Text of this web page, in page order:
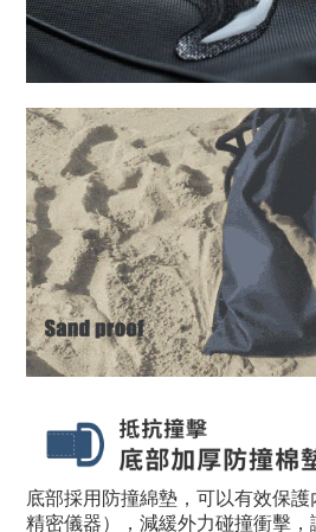
底部採用防撞綿墊，可以有效保
精密儀器），減緩外力碰撞衝擊